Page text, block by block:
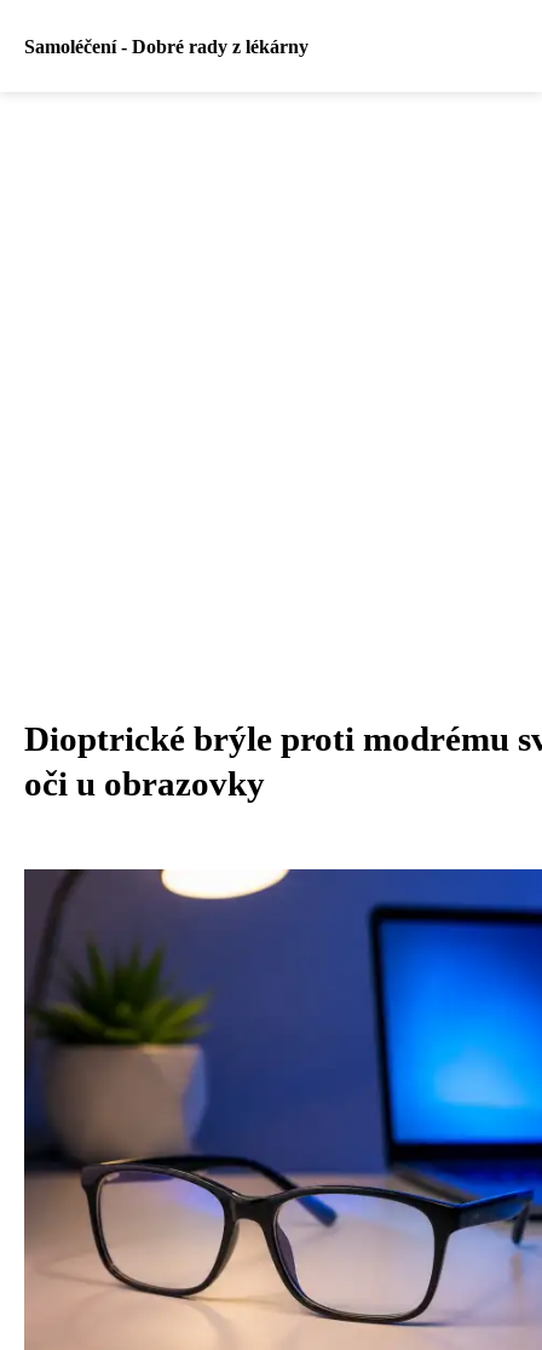
Samoléčení - Dobré rady z lékárny
Dioptrické brýle proti modrému
oči u obrazovky